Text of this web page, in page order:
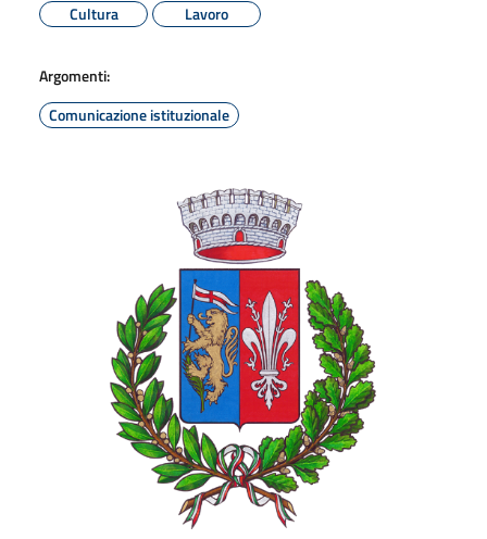
Cultura
Lavoro
Argomenti:
Comunicazione istituzionale